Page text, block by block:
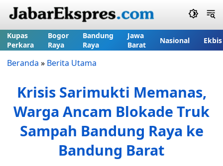
Kupas
Perkara
Bogor
Raya
Bandung
Raya
Jawa
Barat
Nasional Ekbis
Beranda » Berita Utama
Krisis Sarimukti Memanas,
Warga Ancam Blokade Truk
Sampah Bandung Raya ke
Bandung Barat